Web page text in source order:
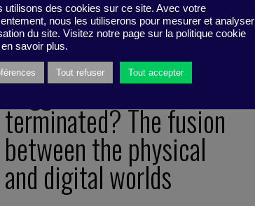
Triggered or
terminated? The fusion
between the physical
and digital worlds
utilisons des cookies sur ce site. Avec votre
nous les utiliserons pour mesurer et analyser
du site. Visitez notre page sur la politique cookie
savoir plus.
Tout refuser Tout accepter